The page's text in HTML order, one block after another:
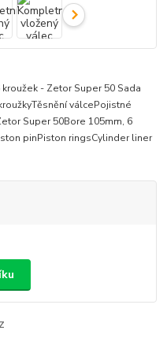
- Zetor Super 50 Sada
válcePojistné
Super 50Bore 105mm, 6
pinPiston ringsCylinder liner